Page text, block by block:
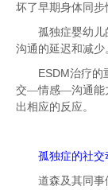
坏了早期身体同步
孤独症婴幼儿
沟通的延迟和减少
ESDM治疗的
交—情感—沟通能
出相应的反应。
孤独症的社交
道森及其同